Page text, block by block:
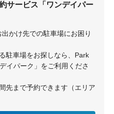
長谷
サービス「ワンデイパー
かけ先での駐車場にお困り
駐車場をお探しなら、Park
イパーク」をご利用くださ
先まで予約できます（エリア